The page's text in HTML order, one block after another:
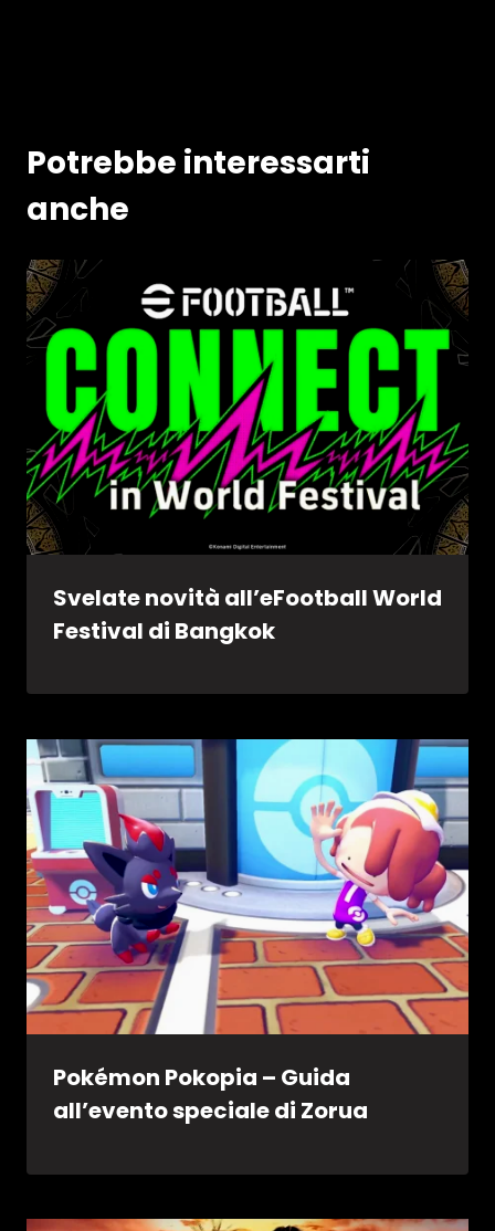
Potrebbe interessarti
anche
Svelate novità all’eFootball World
Festival di Bangkok
Pokémon Pokopia – Guida
all’evento speciale di Zorua